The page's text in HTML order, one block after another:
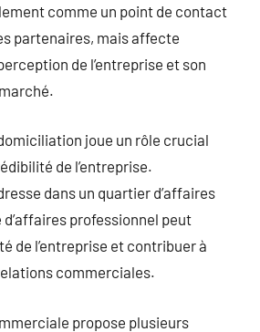
comme un point de contact
partenaires, mais affecte
de l’entreprise et son
joue un rôle crucial
de l’entreprise.
dans un quartier d’affaires
professionnel peut
de l’entreprise et contribuer à
commerciales.
propose plusieurs